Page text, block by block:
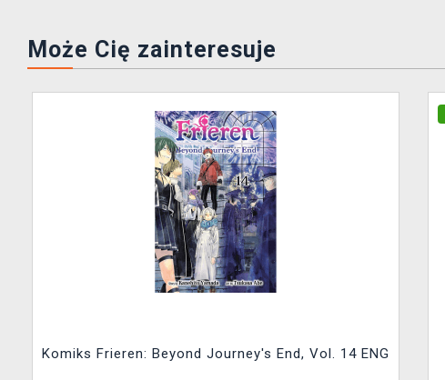
Może Cię zainteresuje
Komiks Frieren: Beyond Journey's End, Vol. 14 ENG